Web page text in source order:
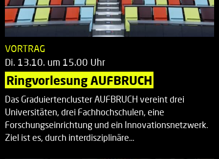
VORTRAG
Di. 13.10. um 15.00 Uhr
Ringvorlesung AUFBRUCH
Das Graduiertencluster AUFBRUCH vereint drei
Universitäten, drei Fachhochschulen, eine
Forschungseinrichtung und ein Innovationsnetzwerk.
Ziel ist es, durch interdisziplinäre…